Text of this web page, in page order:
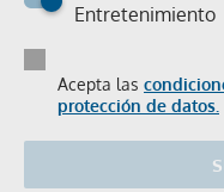
Entretenimiento
Acepta las
protección de datos.